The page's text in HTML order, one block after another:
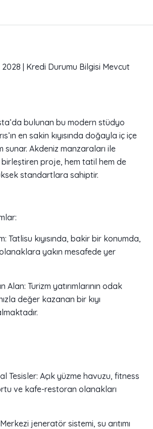
| Kredi Durumu Bilgisi Mevcut
bulunan bu modern stüdyo
en sakin kıyısında doğayla iç içe
sunar. Akdeniz manzaraları ile
proje, hem tatil hem de
standartlara sahiptir.
Tatlisu kıyısında, bakir bir konumda,
yakın mesafede yer
Alan: Turizm yatırımlarının odak
değer kazanan bir kıyı
Tesisler: Açık yüzme havuzu, fitness
ve kafe-restoran olanakları
jeneratör sistemi, su arıtımı